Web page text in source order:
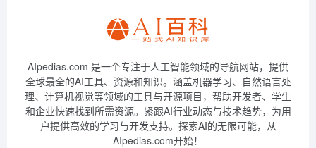
AIpedias.com 是一个专注于人工智能领域的导航网站，提供
全球最全的AI工具、资源和知识。涵盖机器学习、自然语言处
理、计算机视觉等领域的工具与开源项目，帮助开发者、学生
和企业快速找到所需资源。紧跟AI行业动态与技术趋势，为用
户提供高效的学习与开发支持。探索AI的无限可能，从
AIpedias.com开始！